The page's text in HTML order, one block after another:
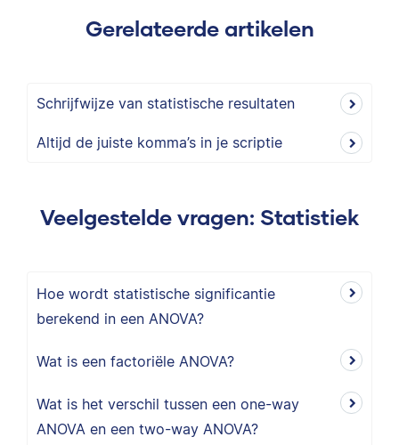
Gerelateerde artikelen
Schrijfwijze van statistische resultaten
Altijd de juiste komma’s in je scriptie
Veelgestelde vragen: Statistiek
Hoe wordt statistische significantie
berekend in een ANOVA?
Wat is een factoriële ANOVA?
Wat is het verschil tussen een one-way
ANOVA en een two-way ANOVA?